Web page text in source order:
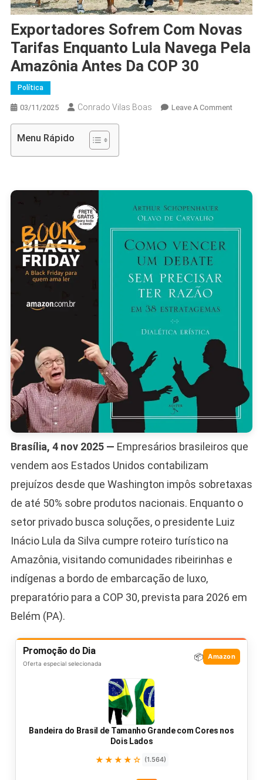
Exportadores Sofrem Com Novas
Tarifas Enquanto Lula Navega Pela
Amazônia Antes Da COP 30
Política
03/11/2025 Conrado Vilas Boas Leave A CommentOn
Pela
Menu Rápido
Brasília, 4 nov 2025 — Empresários brasileiros que
vendem aos Estados Unidos contabilizam
prejuízos desde que Washington impôs sobretaxas
de até 50% sobre produtos nacionais. Enquanto o
setor privado busca soluções, o presidente Luiz
Inácio Lula da Silva cumpre roteiro turístico na
Amazônia, visitando comunidades ribeirinhas e
indígenas a bordo de embarcação de luxo,
preparatório para a COP 30, prevista para 2026 em
Belém (PA).
Promoção do Dia
Oferta especial selecionada
📦 Amazon
Bandeira do Brasil de Tamanho Grande com Cores nos
Dois Lados
★★★★☆ (1.564)